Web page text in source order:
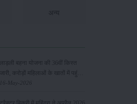
अन्य
लाड़ली बहना योजना की 36वीं किस्त
जारी, करोड़ों महिलाओं के खातों में पहुंचे
1500 रुपये
16-May-2026